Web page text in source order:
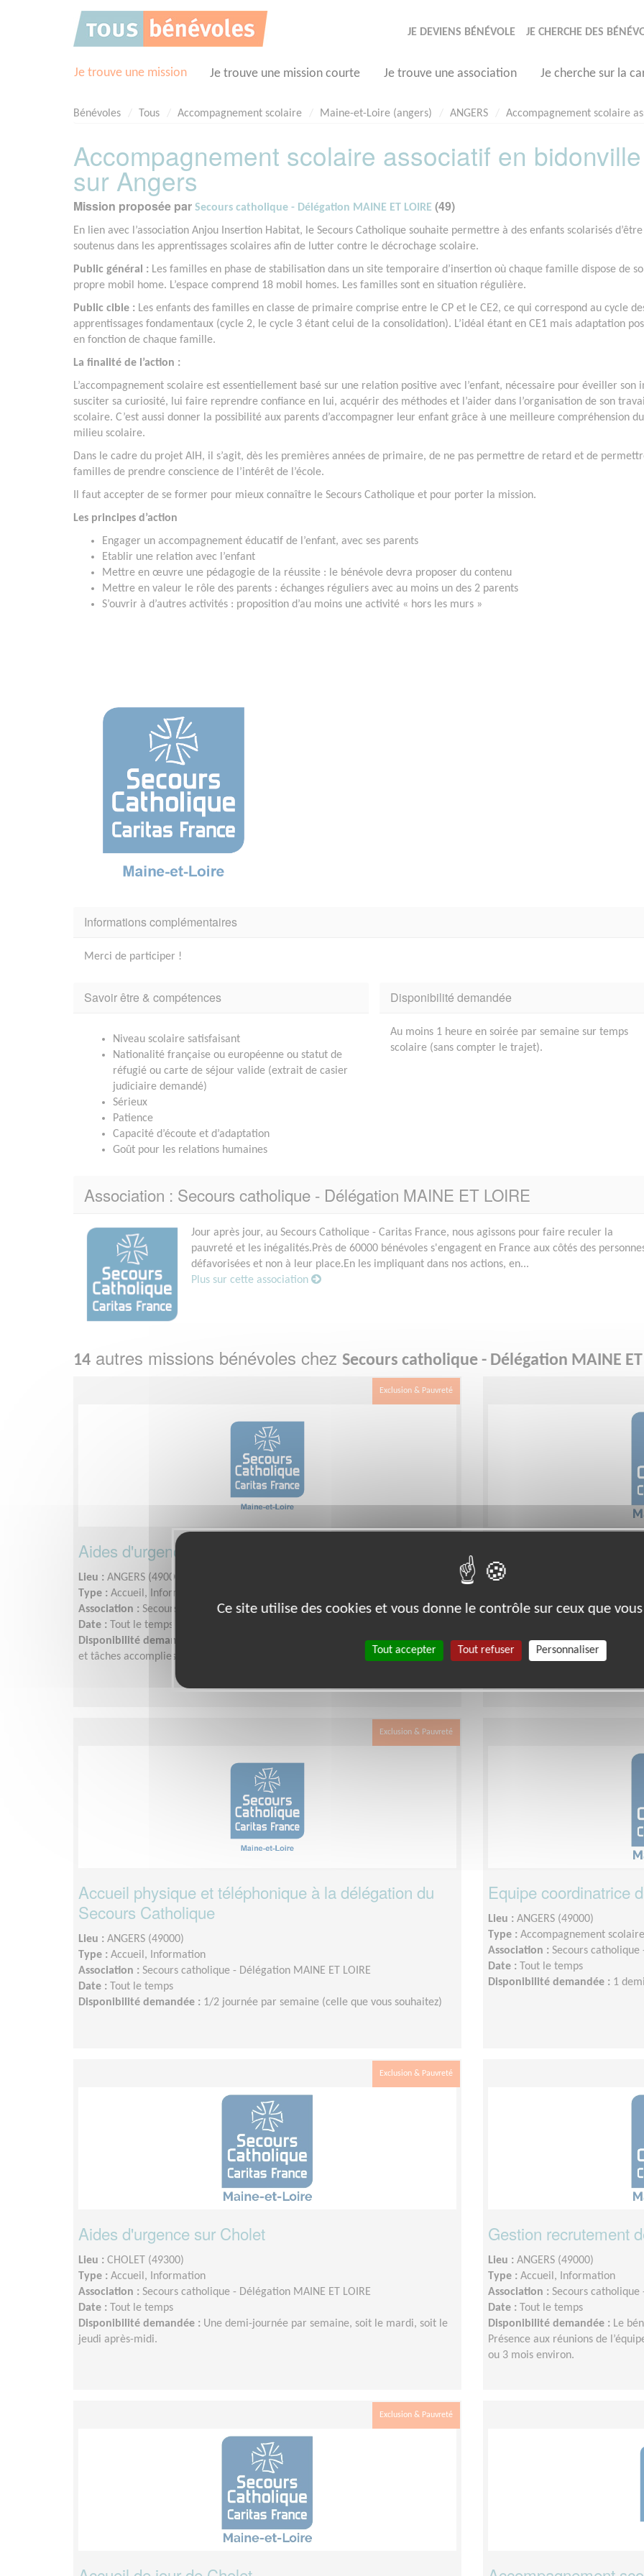
JE DEVIENS BÉNÉVOLE JE CHERCHE DES
Je trouve une mission Je trouve une mission courte Je trouve une association Je cherche sur la
Bénévoles Tous Accompagnement scolaire Maine-et-Loire (angers) ANGERS Accompagnement scolaire
Accompagnement scolaire associatif en bidonville
sur Angers
Mission proposée par Secours catholique - Délégation MAINE ET LOIRE (49)
En lien avec l’association Anjou Insertion Habitat, le Secours Catholique souhaite permettre à des enfants scolarisés d’être
soutenus dans les apprentissages scolaires afin de lutter contre le décrochage scolaire.
Public général : Les familles en phase de stabilisation dans un site temporaire d’insertion où chaque famille dispose de
propre mobil home. L’espace comprend 18 mobil homes. Les familles sont en situation régulière.
Public cible : Les enfants des familles en classe de primaire comprise entre le CP et le CE2, ce qui correspond au cycle
apprentissages fondamentaux (cycle 2, le cycle 3 étant celui de la consolidation). L’idéal étant en CE1 mais adaptation
en fonction de chaque famille.
La finalité de l’action :
L’accompagnement scolaire est essentiellement basé sur une relation positive avec l’enfant, nécessaire pour éveiller son
susciter sa curiosité, lui faire reprendre confiance en lui, acquérir des méthodes et l’aider dans l’organisation de son
scolaire. C’est aussi donner la possibilité aux parents d’accompagner leur enfant grâce à une meilleure compréhension du
milieu scolaire.
Dans le cadre du projet AIH, il s’agit, dès les premières années de primaire, de ne pas permettre de retard et de
familles de prendre conscience de l’intérêt de l’école.
Il faut accepter de se former pour mieux connaître le Secours Catholique et pour porter la mission.
Les principes d’action
Engager un accompagnement éducatif de l’enfant, avec ses parents
Etablir une relation avec l’enfant
Mettre en œuvre une pédagogie de la réussite : le bénévole devra proposer du contenu
Mettre en valeur le rôle des parents : échanges réguliers avec au moins un des 2 parents
S’ouvrir à d’autres activités : proposition d’au moins une activité « hors les murs »
Informations complémentaires
Merci de participer !
Savoir être & compétences
Niveau scolaire satisfaisant
Nationalité française ou européenne ou statut de
réfugié ou carte de séjour valide (extrait de casier
judiciaire demandé)
Sérieux
Patience
Capacité d’écoute et d’adaptation
Goût pour les relations humaines
Disponibilité demandée
Au moins 1 heure en soirée par semaine sur temps
scolaire (sans compter le trajet).
Association : Secours catholique - Délégation MAINE ET LOIRE
Jour après jour, au Secours Catholique - Caritas France, nous agissons pour faire reculer la
pauvreté et les inégalités.Près de 60000 bénévoles s'engagent en France aux côtés des
défavorisées et non à leur place.En les impliquant dans nos actions, en...
Plus sur cette association
14 autres missions bénévoles chez Secours catholique - Délégation MAINE ET
Exclusion & Pauvreté
Aides d'urgence d'Angers
Lieu : ANGERS (49000)
Type : Accueil, Information
Association : Secours catholique - Délégation MAINE ET LOIRE
Date :
Tout le temps
Disponibilité demandée :
De 1 demi-journée par semaine suivant disponibiliés
et tâches accomplies.
Lieu :
Association :Secours catholique
Disponibilité demandée :
formations et rencontres).
Exclusion & Pauvreté
Accueil physique et téléphonique à la délégation du
Secours Catholique
Lieu : ANGERS (49000)
Type : Accueil, Information
Association : Secours catholique - Délégation MAINE ET LOIRE
Date :
Tout le temps
Disponibilité demandée : 1/2 journée par semaine (celle que vous souhaitez)
Equipe coordinatrice
Lieu : ANGERS (49000)
Type : Accompagnement scolaire
Association : Secours catholique
Date :
Tout le temps
Disponibilité demandée : 1
Exclusion & Pauvreté
Aides d'urgence sur Cholet
Lieu : CHOLET (49300)
Type : Accueil, Information
Association : Secours catholique - Délégation MAINE ET LOIRE
Date :
Tout le temps
Disponibilité demandée : Une demi-journée par semaine, soit le mardi, soit le
jeudi après-midi.
Gestion recrutement
Lieu : ANGERS (49000)
Type : Accueil, Information
Association : Secours catholique
Date :
Tout le temps
Disponibilité demandée : Le
Présence aux réunions de
ou 3 mois environ.
Exclusion & Pauvreté
Ce site utilise des cookies et vous donne le contrôle sur ceux que
Tout accepter Tout refuser Personnaliser